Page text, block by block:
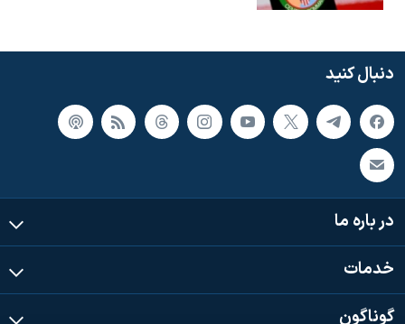
دنبال کنید
در باره ما
خدمات
گوناگون